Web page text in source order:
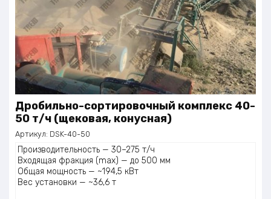
Дробильно-сортировочный комплекс 40-
50 т/ч (щековая, конусная)
Артикул: DSK-40-50
Производительность — 30–275 т/ч
Входящая фракция (max) — до 500 мм
Общая мощность — ~194,5 кВт
Вес установки — ~36,6 т